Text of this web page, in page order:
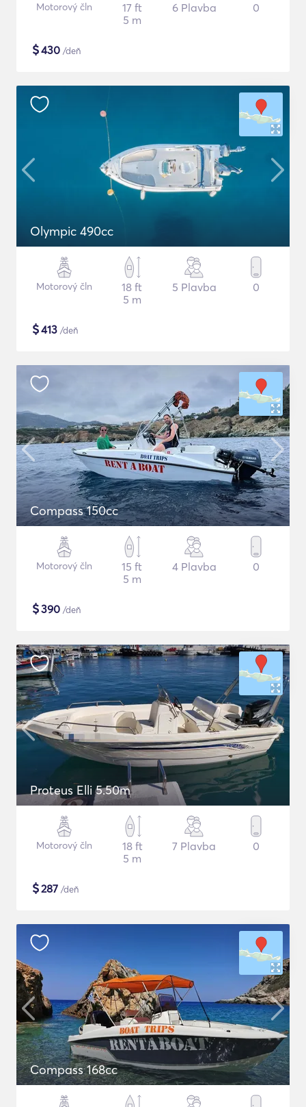
Motorový čln
17 ft
5 m
6 Plavba 0
$430 /deň
Olympic 490cc
Motorový čln
18 ft
5 m
5 Plavba 0
$413 /deň
Compass 150cc
Motorový čln
15 ft
5 m
4 Plavba 0
$390 /deň
Proteus Elli 5.50m
Motorový čln
18 ft
5 m
7 Plavba 0
$287 /deň
Compass 168cc